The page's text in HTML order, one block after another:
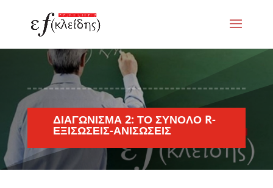
ΔΙΑΓΏΝΙΣΜΑ 2: ΤΟ ΣΎΝΟΛΟ R-
ΕΞΙΣΏΣΕΙΣ-ΑΝΙΣΏΣΕΙΣ